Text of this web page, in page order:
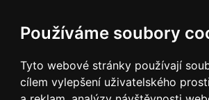
Používáme soubory
Tyto webové stránky používají
cílem vylepšení uživatelského
(více